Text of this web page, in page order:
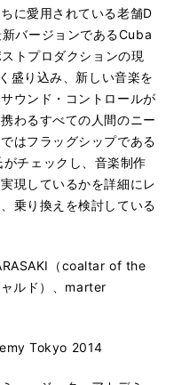
に愛用されている老舗D
バージョンであるCuba
トプロダクションの現
盛り込み、新しい音楽を
ウンド・コントロールが
わるすべての人間のニー
はフラッグシップである
チェックし、音楽制作
現しているかを詳細にレ
乗り換えを検討している
（coaltar of the
ルド）、marter
Tokyo 2014